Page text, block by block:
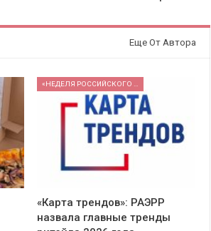
Еще От Автора
«Карта трендов»: РАЭРР
назвала главные тренды